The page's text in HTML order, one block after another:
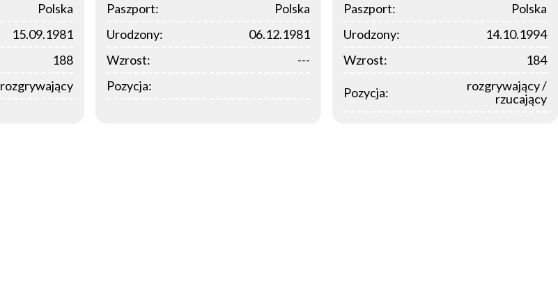
Polska
15.09.1981
188
rozgrywający
Paszport:
Polska
Urodzony:
06.12.1981
Wzrost:
---
Pozycja:
Paszport:
Polska
Urodzony:
14.10.1994
Wzrost:
184
Pozycja:
rozgrywający /
rzucający